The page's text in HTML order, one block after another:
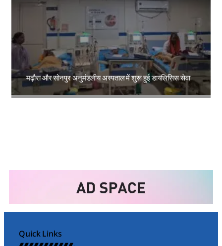
मढ़ौरा और सोनपुर अनुमंडलीय अस्पताल में शुरू हुई डायलिसिस सेवा
Amit Lekh
Quick Links